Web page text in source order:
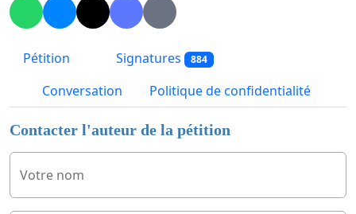
Pétition Signatures 884
Conversation Politique de confidentialité
Contacter l'auteur de la pétition
Votre nom